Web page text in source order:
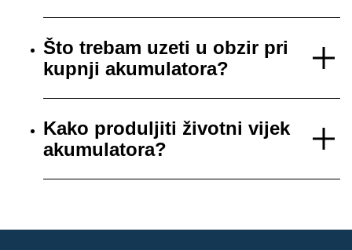
Što trebam uzeti u obzir pri
kupnji akumulatora?
Kako produljiti životni vijek
akumulatora?